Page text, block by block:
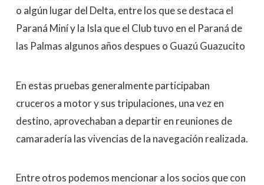
o algún lugar del Delta, entre los que se destaca el
Paraná Miní y la Isla que el Club tuvo en el Paraná de
las Palmas algunos años despues o Guazú Guazucito
En estas pruebas generalmente participaban
cruceros a motor y sus tripulaciones, una vez en
destino, aprovechaban a departir en reuniones de
camaradería las vivencias de la navegación realizada.
Entre otros podemos mencionar a los socios que con